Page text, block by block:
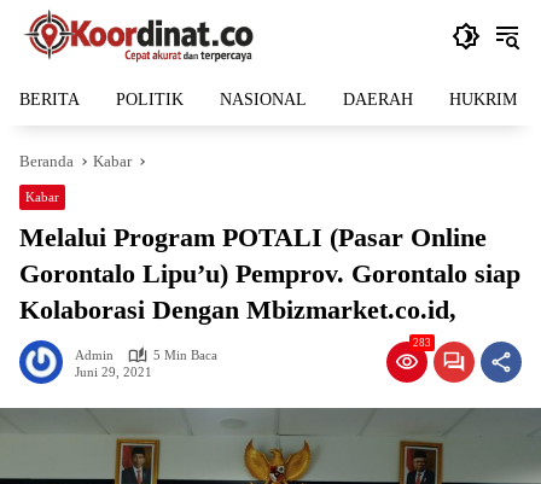
Langsung
BERITA POLITIK NASIONAL DAERAH HUKRIM
Beranda Kabar
Kabar
Melalui Program POTALI (Pasar Online
Gorontalo Lipu’u) Pemprov. Gorontalo siap
Kolaborasi Dengan Mbizmarket.co.id,
Admin
5 Min Baca
Juni 29, 2021
283